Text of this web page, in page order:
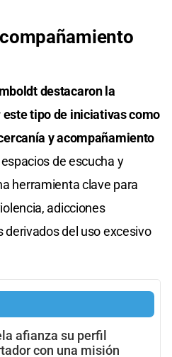
destacaron la
tipo de iniciativas como
y acompañamiento
de escucha y
herramienta clave para
adicciones
del uso excesivo
afianza su perfil
con una misión